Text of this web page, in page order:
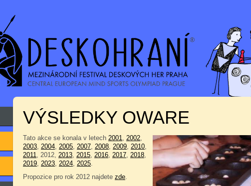
VÝSLEDKY OWARE
Tato akce se konala v letech 2001, 2002,
2003, 2004, 2005, 2007, 2008, 2009, 2010,
2011, 2012, 2013, 2015, 2016, 2017, 2018,
2019, 2023, 2024, 2025.
Propozice pro rok 2012 najdete zde.